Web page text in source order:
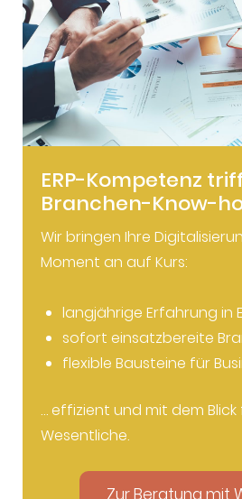
ERP-Kompetenz
Branchen-Know-
Wir bringen Ihre
Moment an auf Kurs:
langjährige Erfahrung in
sofort einsatzbereite
flexible Bausteine für
… effizient und mit dem
Wesentliche.
Zur Beratung mit